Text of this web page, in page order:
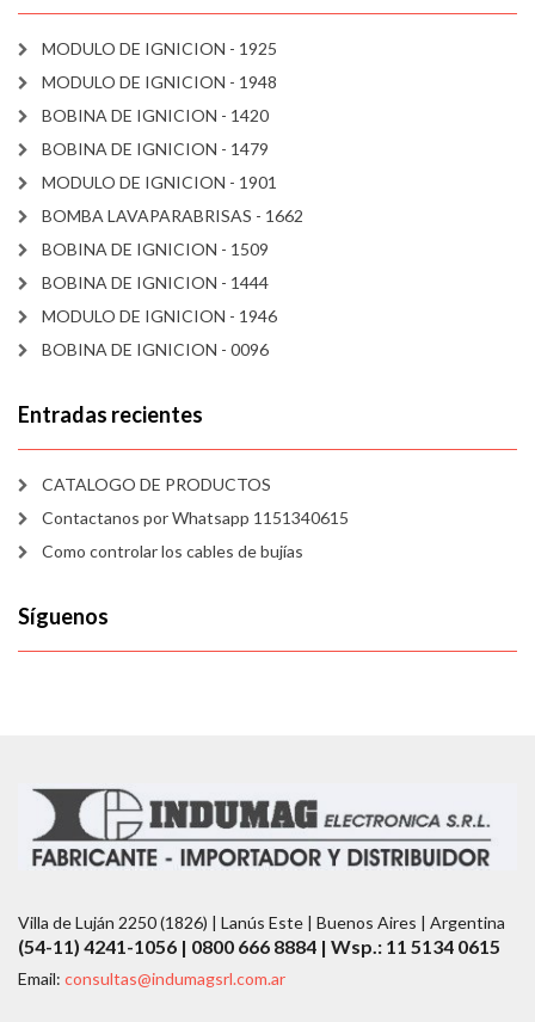
MODULO DE IGNICION - 1925
MODULO DE IGNICION - 1948
BOBINA DE IGNICION - 1420
BOBINA DE IGNICION - 1479
MODULO DE IGNICION - 1901
BOMBA LAVAPARABRISAS - 1662
BOBINA DE IGNICION - 1509
BOBINA DE IGNICION - 1444
MODULO DE IGNICION - 1946
BOBINA DE IGNICION - 0096
Entradas recientes
CATALOGO DE PRODUCTOS
Contactanos por Whatsapp 1151340615
Como controlar los cables de bujías
Síguenos
Villa de Luján 2250 (1826) | Lanús Este | Buenos Aires | Argentina
(54-11) 4241-1056 | 0800 666 8884 | Wsp.: 11 5134 0615
Email: consultas@indumagsrl.com.ar